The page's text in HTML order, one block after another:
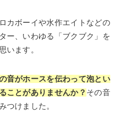
カボーイや水作エイトなどの
ー、いわゆる「ブクブク」を
います。
音がホースを伝わって泡とい
ことがありませんか？ その音
つけました。